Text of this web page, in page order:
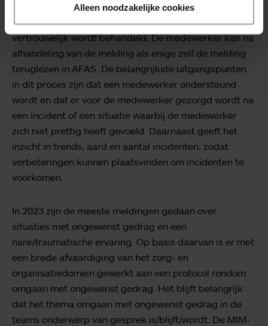
Alleen noodzakelijke cookies
kan zelf aangeven bij wie de melding moet uitkomen.
Er vindt altijd opvolging plaats waarbij de melding
vertrouwelijk wordt behandeld. De medewerker kan na
afhandeling van de melding als enige zelf de melding
teruglezen in AFAS. De belangrijkste uitgangspunten
in dit proces zijn dat een medewerker ondersteund
wordt en dat er voor de medewerker gezorgd wordt na
een incident of een situatie waarbij de medewerker
zich niet prettig heeft gevoeld. Daarnaast geeft het
inzicht in trends, aard en aantal incidenten, zodat
verbeteringen kunnen plaatsvinden om incidenten te
voorkomen.
In 2023 zijn de meeste meldingen gedaan over
situaties met ongewenst gedrag en een
nare/traumatische ervaring. Op basis daarvan is er met
een brede afvaardiging van het zorg- en
organisatiedomein gewerkt aan een protocol rondom
omgaan met ongewenst gedrag. Het blijft belangrijk
dat het thema omgaan met ongewenst gedrag in de
teams onderwerp van gesprek is/blijft/wordt. De MIM-